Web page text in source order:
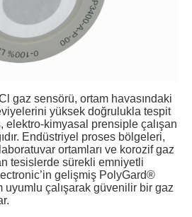
gaz sensörü, ortam havasındaki
yüksek doğrulukla tespit
elektro-kimyasal prensiple çalışan
Endüstriyel proses bölgeleri,
ortamları ve korozif gaz
tesislerde sürekli emniyetli
gelişmiş PolyGard®
uyumlu çalışarak güvenilir bir gaz